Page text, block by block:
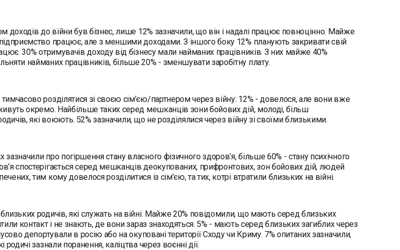
доходів до війни був бізнес, лише 12% зазначили, що він і надалі працює повноцінно. Майже
працює, але з меншими доходами. З іншого боку 12% планують закривати свій
30% отримувачів доходу від бізнесу мали найманих працівників. З них майже 40%
найманих працівників, більше 20% - зменшувати заробітну плату.
розділятися зі своєю сім’єю/партнером через війну: 12% - довелося, але вони вже
окремо. Найбільше таких серед мешканців зони бойових дій, молоді, більш
які воюють. 52% зазначили, що не розділялися через війну зі своїми близькими.
про погіршення стану власного фізичного здоров’я, більше 60% - стану психічного
спостерігається серед мешканців деокупованих, прифронтових, зон бойових дій, людей
тим кому довелося розділитися із сім’єю, та тих, котрі втратили близьких на війні.
родичів, які служать на війні. Майже 20% повідомили, що мають серед близьких
контакт і не знають, де вони зараз знаходяться. 5% - мають серед близьких загиблих через
депортували в росію або на окуповані території Сходу чи Криму. 7% опитаних зазначили,
родичі зазнали поранення, каліцтва через воєнні дії.